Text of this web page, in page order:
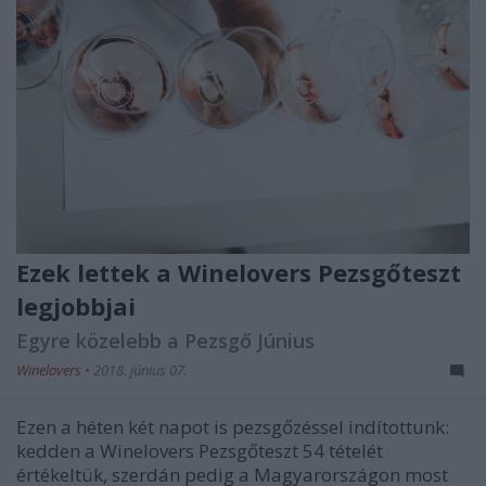
Ezek lettek a Winelovers Pezsgőteszt
legjobbjai
Egyre közelebb a Pezsgő Június
Winelovers • 2018. június 07.
Ezen a héten két napot is pezsgőzéssel indítottunk:
kedden a Winelovers Pezsgőteszt 54 tételét
értékeltük, szerdán pedig a Magyarországon most